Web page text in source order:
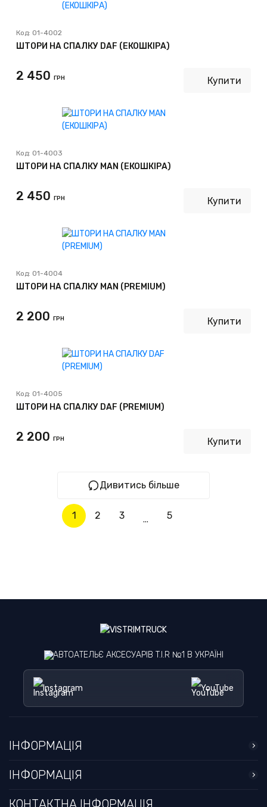
Код: 01-4002
ШТОРИ НА СПАЛКУ DAF (ЕКОШКІРА)
2 450 ГРН Купити
Код: 01-4003
ШТОРИ НА СПАЛКУ MAN (ЕКОШКІРА)
2 450 ГРН Купити
Код: 01-4004
ШТОРИ НА СПАЛКУ MAN (PREMIUM)
2 200 ГРН Купити
Код: 01-4005
ШТОРИ НА СПАЛКУ DAF (PREMIUM)
2 200 ГРН Купити
Дивитись більше
1 2 3 ... 5
АВТОАТЕЛЬЄ АКСЕСУАРІВ T.I.R №1 В УКРАЇНІ
Instagram YouTube
ІНФОРМАЦІЯ
ІНФОРМАЦІЯ
КОНТАКТНА ІНФОРМАЦІЯ